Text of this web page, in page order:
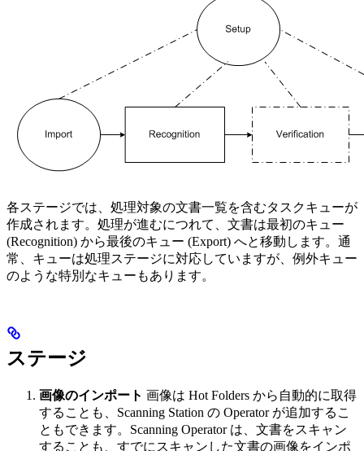
各ステージでは、処理対象の文書一覧を含むタスクキューが
作成されます。処理が進むにつれて、文書は最初のキュー
(Recognition) から最後のキュー (Export) へと移動します。通
常、キューは処理ステージに対応していますが、例外キュー
のような特別なキューもあります。
ステージ
画像のインポート 画像は Hot Folders から自動的に取得
することも、Scanning Station の Operator が追加するこ
ともできます。Scanning Operator は、文書をスキャン
することも、すでにスキャンした文書の画像をインポ